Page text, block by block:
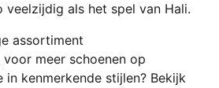
als het spel van Hali.
assortiment
voor meer schoenen op
in kenmerkende stijlen? Bekijk